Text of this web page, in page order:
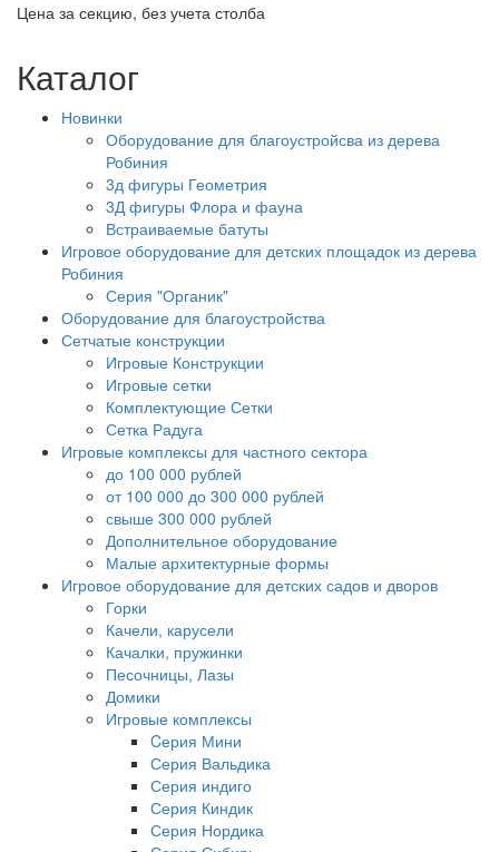
Цена за секцию, без учета столба
Каталог
Новинки
Оборудование для благоустройсва из дерева
Робиния
3д фигуры Геометрия
3Д фигуры Флора и фауна
Встраиваемые батуты
Игровое оборудование для детских площадок из дерева
Робиния
Серия "Органик"
Оборудование для благоустройства
Сетчатые конструкции
Игровые Конструкции
Игровые сетки
Комплектующие Сетки
Сетка Радуга
Игровые комплексы для частного сектора
до 100 000 рублей
от 100 000 до 300 000 рублей
свыше 300 000 рублей
Дополнительное оборудование
Малые архитектурные формы
Игровое оборудование для детских садов и дворов
Горки
Качели, карусели
Качалки, пружинки
Песочницы, Лазы
Домики
Игровые комплексы
Cерия Мини
Серия Вальдика
Серия индиго
Серия Киндик
Серия Нордика